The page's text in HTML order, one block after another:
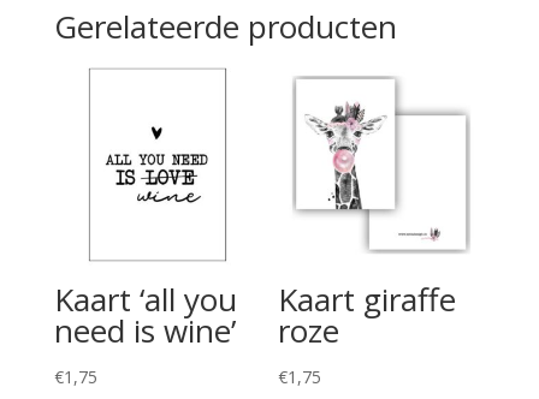
Gerelateerde producten
Kaart ‘all you
need is wine’
€1,75
Kaart giraffe
roze
€1,75